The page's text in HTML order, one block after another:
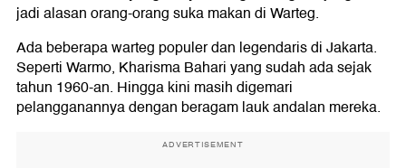
jadi alasan orang-orang suka makan di Warteg.
Ada beberapa warteg populer dan legendaris di Jakarta.
Seperti Warmo, Kharisma Bahari yang sudah ada sejak
tahun 1960-an. Hingga kini masih digemari
pelangganannya dengan beragam lauk andalan mereka.
ADVERTISEMENT